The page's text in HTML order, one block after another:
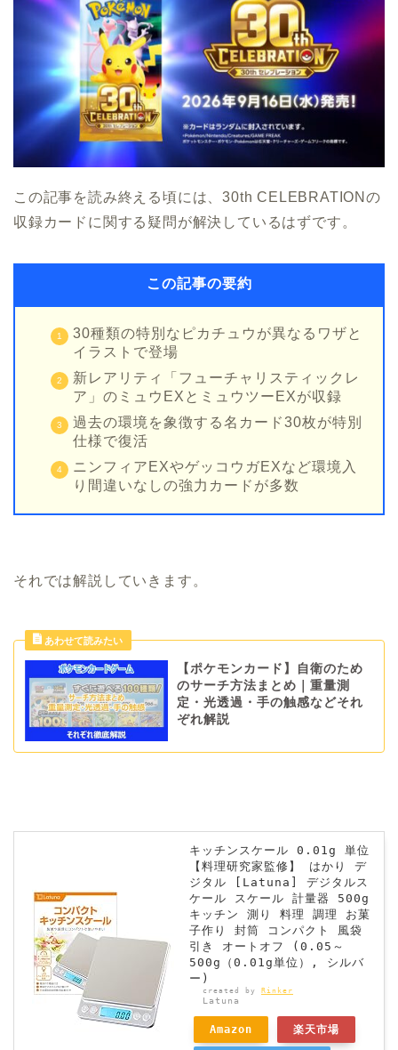
この記事を読み終える頃には、30th CELEBRATIONの
収録カードに関する疑問が解決しているはずです。
この記事の要約
30種類の特別なピカチュウが異なるワザと
イラストで登場
新レアリティ「フューチャリスティックレ
ア」のミュウEXとミュウツーEXが収録
過去の環境を象徴する名カード30枚が特別
仕様で復活
ニンフィアEXやゲッコウガEXなど環境入
り間違いなしの強力カードが多数
それでは解説していきます。
【ポケモンカード】自衛のため
のサーチ方法まとめ｜重量測
定・光透過・手の触感などそれ
ぞれ解説
キッチンスケール 0.01g 単位
【料理研究家監修】 はかり デ
ジタル [Latuna] デジタルス
ケール スケール 計量器 500g
キッチン 測り 料理 調理 お菓
子作り 封筒 コンパクト 風袋
引き オートオフ (0.05～
500g（0.01g単位）, シルバ
ー)
created by Rinker
Latuna
Amazon 楽天市場